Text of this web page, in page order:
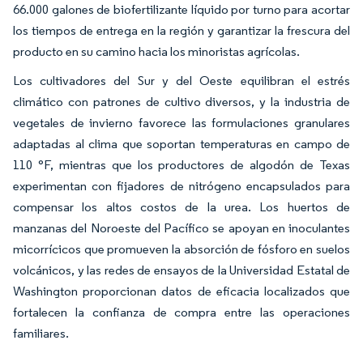
66.000 galones de biofertilizante líquido por turno para acortar
los tiempos de entrega en la región y garantizar la frescura del
producto en su camino hacia los minoristas agrícolas.
Los cultivadores del Sur y del Oeste equilibran el estrés
climático con patrones de cultivo diversos, y la industria de
vegetales de invierno favorece las formulaciones granulares
adaptadas al clima que soportan temperaturas en campo de
110 °F, mientras que los productores de algodón de Texas
experimentan con fijadores de nitrógeno encapsulados para
compensar los altos costos de la urea. Los huertos de
manzanas del Noroeste del Pacífico se apoyan en inoculantes
micorrícicos que promueven la absorción de fósforo en suelos
volcánicos, y las redes de ensayos de la Universidad Estatal de
Washington proporcionan datos de eficacia localizados que
fortalecen la confianza de compra entre las operaciones
familiares.